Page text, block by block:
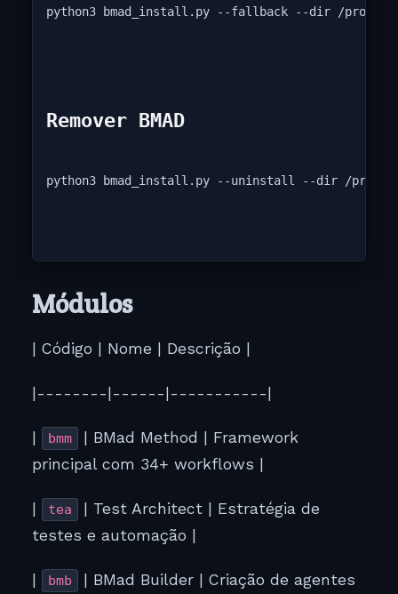
python3 bmad_install.py --fallback --dir /projeto
Remover BMAD
python3 bmad_install.py --uninstall --dir /
Módulos
| Código | Nome | Descrição |
|--------|------|-----------|
bmm
| BMad Method | Framework
principal com 34+ workflows |
tea
| Test Architect | Estratégia de
testes e automação |
bmb | BMad Builder | Criação de agentes